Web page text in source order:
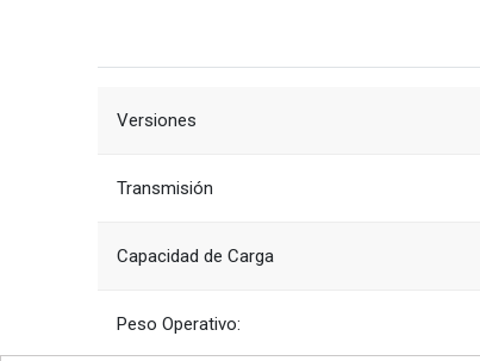
Versiones
Transmisión
Capacidad de Carga
Peso Operativo: